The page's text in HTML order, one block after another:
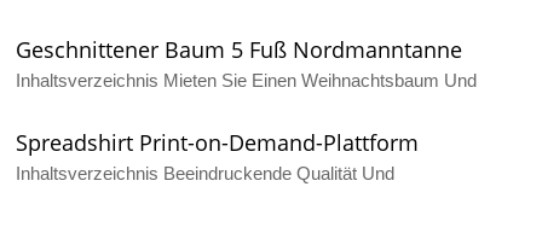
Geschnittener Baum 5 Fuß Nordmanntanne
Inhaltsverzeichnis Mieten Sie Einen Weihnachtsbaum Und
Spreadshirt Print-on-Demand-Plattform
Inhaltsverzeichnis Beeindruckende Qualität Und